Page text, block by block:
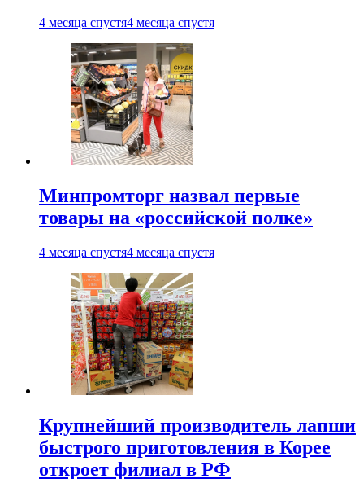
4 месяца спустя4 месяца спустя
Минпромторг назвал первые
товары на «российской полке»
4 месяца спустя4 месяца спустя
Крупнейший производитель лапши
быстрого приготовления в Корее
откроет филиал в РФ